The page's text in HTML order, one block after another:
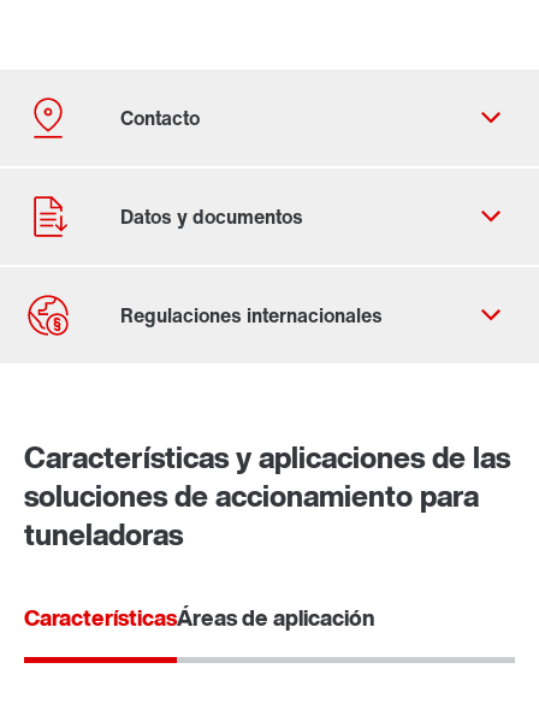
Características y aplicaciones de las
soluciones de accionamiento para
tuneladoras
CaracterísticasÁreas de aplicación